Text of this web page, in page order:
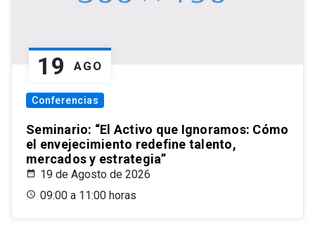
19 AGO
Conferencias
Seminario: “El Activo que Ignoramos: Cómo
el envejecimiento redefine talento,
mercados y estrategia”
19 de Agosto de 2026
09:00 a 11:00 horas